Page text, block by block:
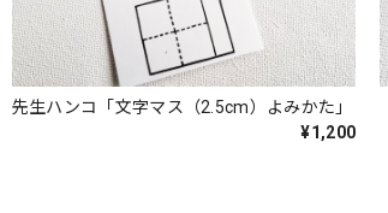
先生ハンコ「文字マス（2.5cm）よみかた」
¥1,200